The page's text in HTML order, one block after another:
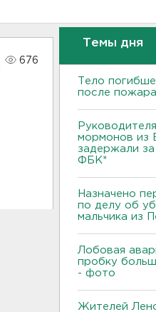
676
Темы дня
Тело
после
мормонов из
задержали
ФБК*
Назначено
по делу об
мальчика из
Лобовая
пробку
- фото
Жителей